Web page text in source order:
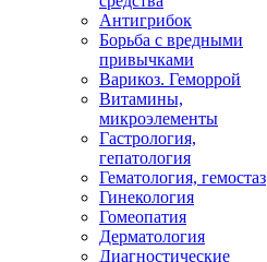
Антигрибок
Борьба с вредными
привычками
Варикоз. Геморрой
Витамины,
микроэлементы
Гастрология,
гепатология
Гематология, гемостаз
Гинекология
Гомеопатия
Дерматология
Диагностические